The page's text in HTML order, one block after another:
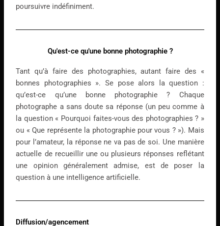
poursuivre indéfiniment.
Qu'est-ce qu'une bonne photographie ?
Tant qu’à faire des photographies, autant faire des «
bonnes photographies ». Se pose alors la question :
qu’est-ce qu’une bonne photographie ? Chaque
photographe a sans doute sa réponse (un peu comme à
la question « Pourquoi faites-vous des photographies ? »
ou « Que représente la photographie pour vous ? »). Mais
pour l’amateur, la réponse ne va pas de soi. Une manière
actuelle de recueillir une ou plusieurs réponses reflétant
une opinion généralement admise, est de poser la
question à une intelligence artificielle.
Diffusion/agencement